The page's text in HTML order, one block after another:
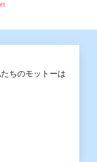
ちのモットーは